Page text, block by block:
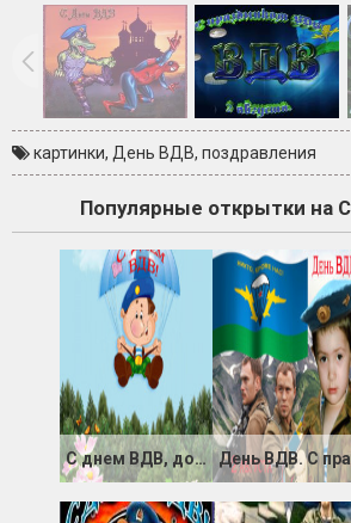
картинки, День ВДВ, поздравления
Популярные открытки на
С днем ВДВ, дорогие десантники!